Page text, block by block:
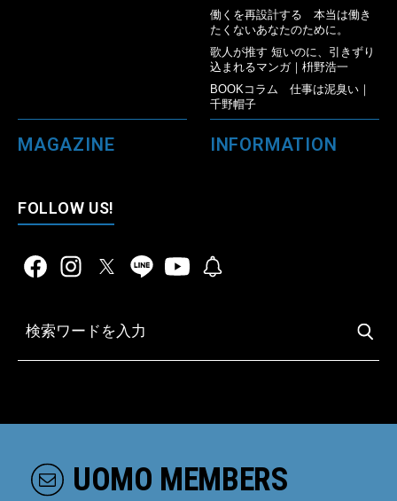
働くを再設計する 本当は働き
たくないあなたのために。
歌人が推す 短いのに、引きずり
込まれるマンガ｜枡野浩一
BOOKコラム 仕事は泥臭い｜
千野帽子
MAGAZINE INFORMATION
FOLLOW US!
UOMO MEMBERS